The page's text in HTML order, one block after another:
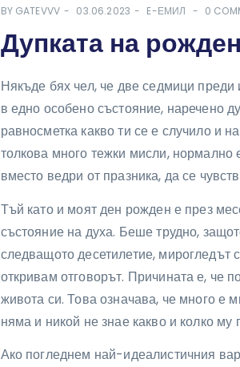
BY GATEVVV 03.06.2023 E-ЕМИЛ 0
Дупката на
Някъде бях чел, че две седмици
в едно особено състояние, наречено
равносметка какво ти се е случило и
толкова много тежки мисли, нормално
вместо ведри от празника, да се
Тъй като и моят ден рожден е през
състояние на духа. Беше трудно,
следващото десетилетие, мирогледът
откривам отговорът. Причината е, че
живота си. Това означава, че много е
няма и никой не знае какво и колко му
Ако погледнем най-идеалистичния